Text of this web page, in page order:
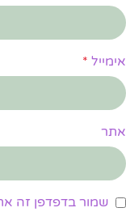
אימייל *
אתר
שמור בדפדפן זה